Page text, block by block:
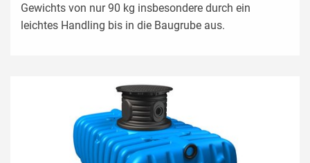
Gewichts von nur 90 kg insbesondere durch ein
leichtes Handling bis in die Baugrube aus.